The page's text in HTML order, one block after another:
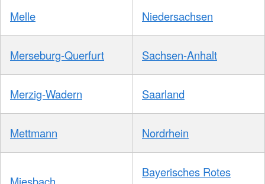
Melle Niedersachsen
Merseburg-Querfurt Sachsen-Anhalt
Merzig-Wadern Saarland
Mettmann Nordrhein
Miesbach
Bayerisches Rotes